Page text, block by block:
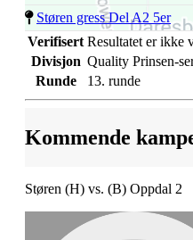
Støren gress Del A2 5er
Verifisert Resultatet er ikke
Divisjon Quality Prinsen-
Runde
13. runde
Kommende
Støren (H) vs. (B) Oppdal 2